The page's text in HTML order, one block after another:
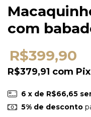
com
R$399,90
R$379,91 com Pix
6 x de R$66,65
5% de desconto